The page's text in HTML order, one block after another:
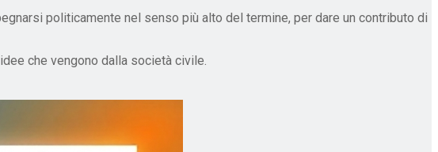
politicamente nel senso più alto del termine, per dare un contributo di
che vengono dalla società civile.